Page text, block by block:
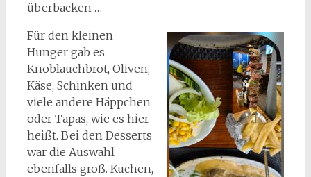
überbacken …
Für den kleinen
Hunger gab es
Knoblauchbrot, Oliven,
Käse, Schinken und
viele andere Häppchen
oder Tapas, wie es hier
heißt. Bei den Desserts
war die Auswahl
ebenfalls groß. Kuchen,